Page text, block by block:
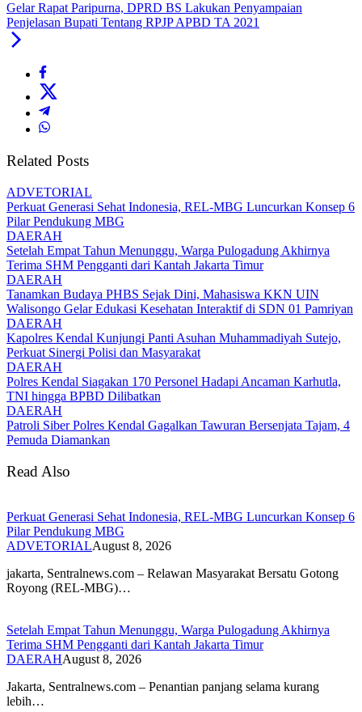
Gelar Rapat Paripurna, DPRD BS Lakukan Penyampaian
Penjelasan Bupati Tentang RPJP APBD TA 2021
Related Posts
ADVETORIAL
Perkuat Generasi Sehat Indonesia, REL-MBG Luncurkan Konsep 6
Pilar Pendukung MBG
DAERAH
Setelah Empat Tahun Menunggu, Warga Pulogadung Akhirnya
Terima SHM Pengganti dari Kantah Jakarta Timur
DAERAH
Tanamkan Budaya PHBS Sejak Dini, Mahasiswa KKN UIN
Walisongo Gelar Edukasi Kesehatan Interaktif di SDN 01 Pamriyan
DAERAH
Kapolres Kendal Kunjungi Panti Asuhan Muhammadiyah Sutejo,
Perkuat Sinergi Polisi dan Masyarakat
DAERAH
Polres Kendal Siagakan 170 Personel Hadapi Ancaman Karhutla,
TNI hingga BPBD Dilibatkan
DAERAH
Patroli Siber Polres Kendal Gagalkan Tawuran Bersenjata Tajam, 4
Pemuda Diamankan
Read Also
Perkuat Generasi Sehat Indonesia, REL-MBG Luncurkan Konsep 6
Pilar Pendukung MBG
ADVETORIALAugust 8, 2026
‎jakarta, Sentralnews.com – Relawan Masyarakat Bersatu Gotong
Royong (REL-MBG)…
Setelah Empat Tahun Menunggu, Warga Pulogadung Akhirnya
Terima SHM Pengganti dari Kantah Jakarta Timur
DAERAHAugust 8, 2026
Jakarta, Sentralnews.com – Penantian panjang selama kurang
lebih…